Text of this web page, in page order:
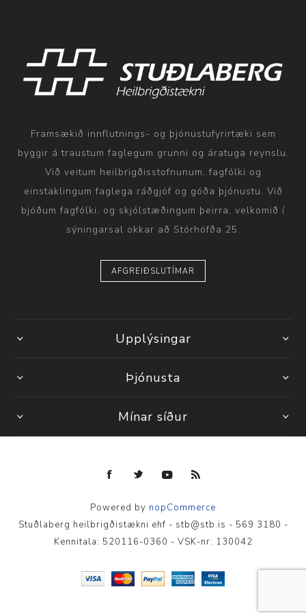
Framsækið innflutnings- og þjónustufyrirtæki sem
byggir á traustum faglegum grunni og áratuga reynslu.
Við veitum heilbrigðisstofnunum, fagfólki og
einstaklingum faglega ráðgjöf og góða þjónustu. Við
bjóðum fagfólki, og skjólstæðingum þeirra, velkomið í
sýningarsal okkar að Stórhöfða 25.
AFGREIÐSLUTÍMAR
Upplýsingar
Þjónusta
Mínar síður
Powered by nopCommerce
Stuðlaberg heilbrigðistækni ehf - stb@stb.is - 569 3180 -
Kennitala: 520116-0360 - VSK-nr: 130042